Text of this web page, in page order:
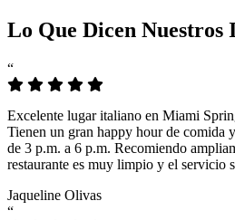
Lo Que Dicen Nuestros
“
Excelente lugar italiano en Miami
Tienen un gran happy hour de comida
de 3 p.m. a 6 p.m. Recomiendo
restaurante es muy limpio y el servicio
Jaqueline Olivas
“